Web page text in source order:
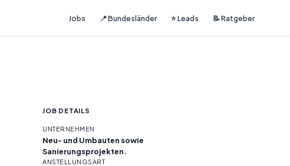
Jobs 📍 Bundesländer ⭐ Leads 📝 Ratgeber
JOB DETAILS
UNTERNEHMEN
Neu- und Umbauten sowie
Sanierungsprojekten.
ANSTELLUNGSART